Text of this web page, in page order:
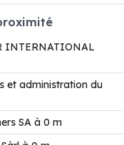
INTERNATIONAL
et administration du
SA à 0 m